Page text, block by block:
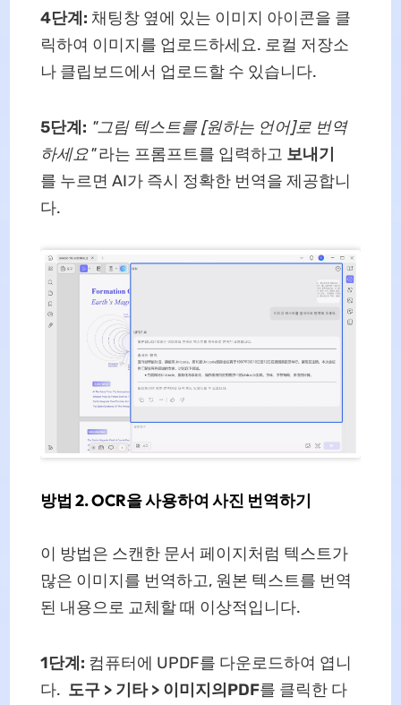
4단계: 채팅창 옆에 있는 이미지 아이콘을 클
릭하여 이미지를 업로드하세요. 로컬 저장소
나 클립보드에서 업로드할 수 있습니다.
5단계: "그림 텍스트를 [원하는 언어]로 번역
하세요"라는 프롬프트를 입력하고 보내기
를 누르면 AI가 즉시 정확한 번역을 제공합니
다.
방법 2. OCR을 사용하여 사진 번역하기
이 방법은 스캔한 문서 페이지처럼 텍스트가
많은 이미지를 번역하고, 원본 텍스트를 번역
된 내용으로 교체할 때 이상적입니다.
1단계: 컴퓨터에 UPDF를 다운로드하여 엽니
다. 도구 > 기타 > 이미지의PDF를 클릭한 다